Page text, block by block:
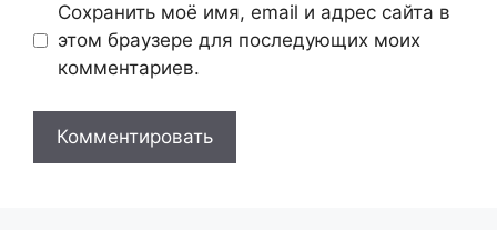
Сохранить моё имя, email и адрес сайта в
этом браузере для последующих моих
комментариев.